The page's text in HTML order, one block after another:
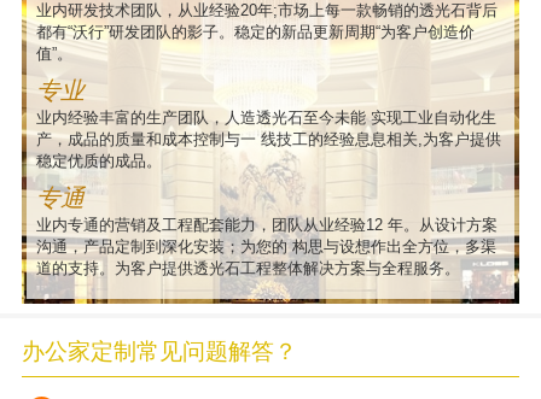
业内研发技术团队，从业经验20年;市场上每一款畅销的透光石背后
都有“沃行”研发团队的影子。稳定的新品更新周期“为客户创造价
值”。
专业
业内经验丰富的生产团队，人造透光石至今未能 实现工业自动化生
产，成品的质量和成本控制与一 线技工的经验息息相关,为客户提供
稳定优质的成品。
专通
业内专通的营销及工程配套能力，团队从业经验12 年。从设计方案
沟通，产品定制到深化安装；为您的 构思与设想作出全方位，多渠
道的支持。为客户提供透光石工程整体解决方案与全程服务。
办公家定制常见问题解答？